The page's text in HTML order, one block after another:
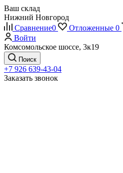
Ваш склад
Нижний Новгород
Сравнение0 Отложенные 0
Войти
Комсомольское шоссе, 3к19
Поиск
+7 926 639-43-04
Заказать звонок